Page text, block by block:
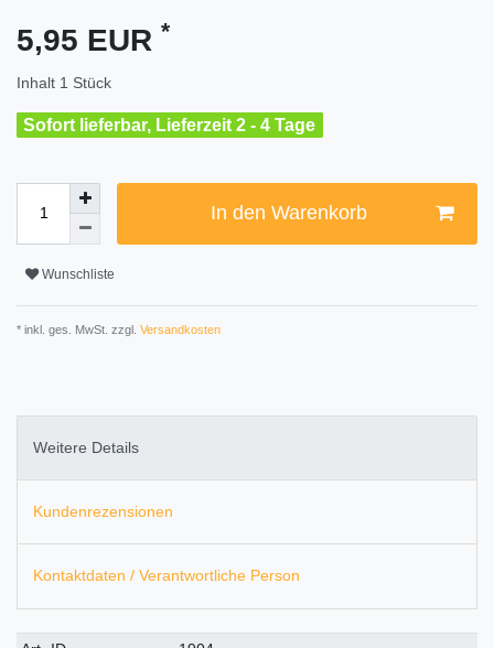
5,95 EUR *
Inhalt 1 Stück
Sofort lieferbar, Lieferzeit 2 - 4 Tage
In den Warenkorb
Wunschliste
* inkl. ges. MwSt. zzgl. Versandkosten
Weitere Details
Kundenrezensionen
Kontaktdaten / Verantwortliche Person